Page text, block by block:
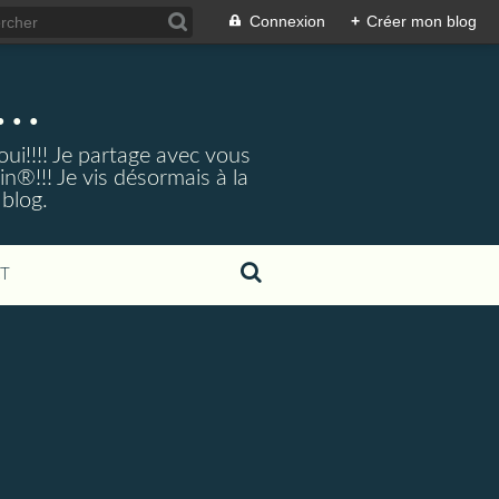
Connexion + Créer mon blog
Je partage avec vous
Je vis désormais à la